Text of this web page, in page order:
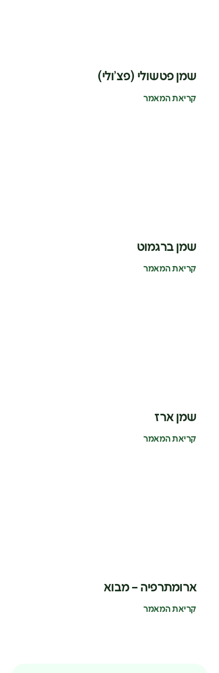
שמן פטשולי (פצ’ולי)
קריאת המאמר
שמן ברגמוט
קריאת המאמר
שמן ארז
קריאת המאמר
ארומתרפיה – מבוא
קריאת המאמר